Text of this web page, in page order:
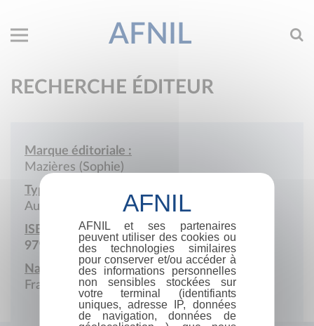
AFNIL
RECHERCHE ÉDITEUR
Marque éditoriale :
Mazières (Sophie)
Type de société :
Auto-édition
ISBN :
979-10-986585
Nationalité :
France
AFNIL et ses partenaires
peuvent utiliser des cookies ou
des technologies similaires
pour conserver et/ou accéder à
des informations personnelles
non sensibles stockées sur
votre terminal (identifiants
uniques, adresse IP, données
de navigation, données de